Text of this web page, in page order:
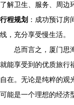
了解卫生、服务、周边
行程规划 ：成功预订
线，充分享受慢生活。
总而言之，厦门思
就能享受到的优质旅行
自在。无论是纯粹的观
可能是一个理想的经济